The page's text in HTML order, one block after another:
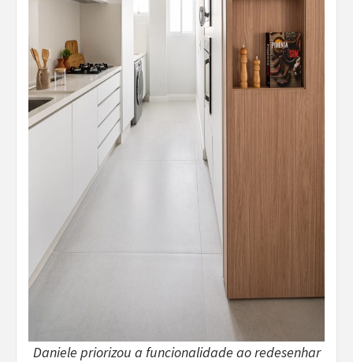
Daniele priorizou a funcionalidade ao redesenhar